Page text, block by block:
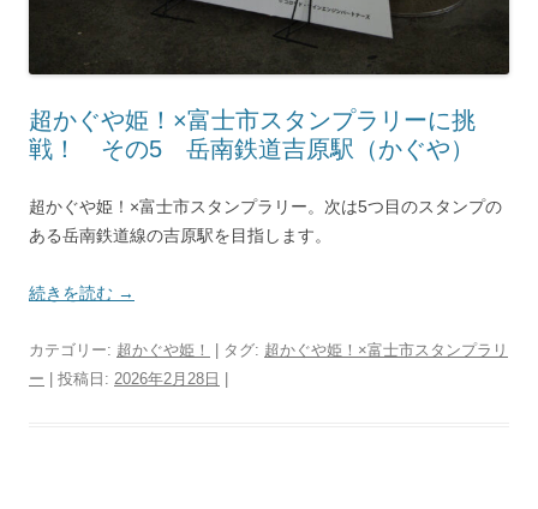
超かぐや姫！×富士市スタンプラリーに挑
戦！ その5 岳南鉄道吉原駅（かぐや）
超かぐや姫！×富士市スタンプラリー。次は5つ目のスタンプの
ある岳南鉄道線の吉原駅を目指します。
続きを読む →
カテゴリー: 超かぐや姫！ | タグ: 超かぐや姫！×富士市スタンプラリ
ー | 投稿日: 2026年2月28日 |